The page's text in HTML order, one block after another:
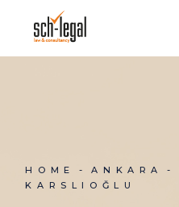
HOME ANKARA
KARSLIOĞLU